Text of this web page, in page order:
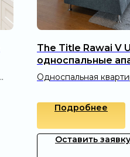
The Title Rawai V
односпальные
(36 м²)
Односпальная
Подробнее
Оставить заявку